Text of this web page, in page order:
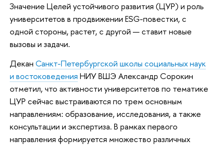
Значение Целей устойчивого развития (ЦУР) и роль
университетов в продвижении ESG-повестки, с
одной стороны, растет, с другой — ставит новые
вызовы и задачи.
Декан Санкт-Петербургской школы социальных наук
и востоковедения НИУ ВШЭ Александр Сорокин
отметил, что активности университетов по тематике
ЦУР сейчас выстраиваются по трем основным
направлениям: образование, исследования, а также
консультации и экспертиза. В рамках первого
направления формируется множество различных